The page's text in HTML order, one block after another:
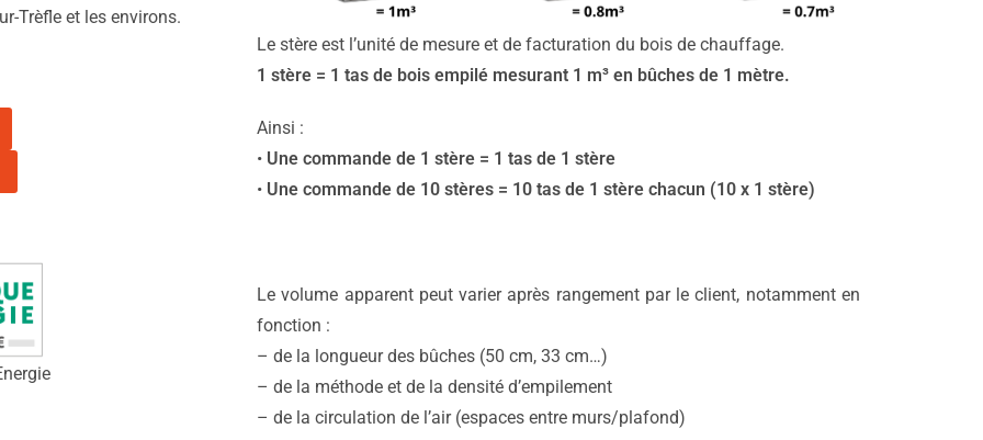
Trèfle et les environs.
Le stère est l’unité de mesure et de facturation du bois de chauffage.
1 stère = 1 tas de bois empilé mesurant 1 m³ en bûches de 1 mètre.
Ainsi :
• Une commande de 1 stère = 1 tas de 1 stère
• Une commande de 10 stères = 10 tas de 1 stère chacun (10 x 1 stère)
Le volume apparent peut varier après rangement par le client, notamment en
fonction :
– de la longueur des bûches (50 cm, 33 cm…)
– de la méthode et de la densité d’empilement
– de la circulation de l’air (espaces entre murs/plafond)